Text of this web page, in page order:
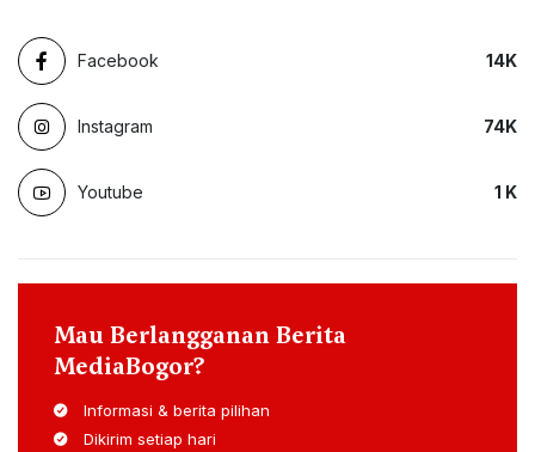
Facebook 14K
Instagram 74K
Youtube 1 K
Mau Berlangganan Berita
MediaBogor?
Informasi & berita pilihan
Dikirim setiap hari